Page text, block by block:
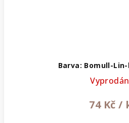
Barva: Bomull-
74 Kč /